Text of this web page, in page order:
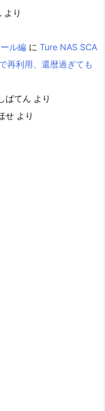
より
ル編 に Ture NAS SCA
再利用、還暦過ぎても
ばてん より
せ より